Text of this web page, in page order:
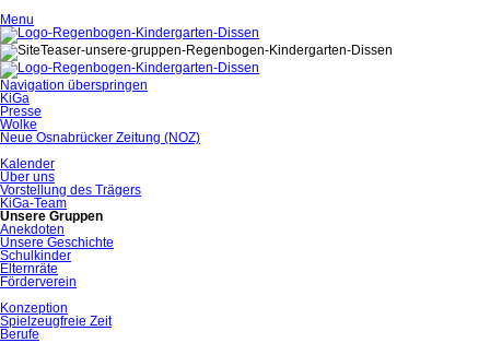
Menu
Navigation überspringen
KiGa
Presse
Wolke
Neue Osnabrücker Zeitung (NOZ)
Kalender
Über uns
Vorstellung des Trägers
KiGa-Team
Unsere Gruppen
Anekdoten
Unsere Geschichte
Schulkinder
Elternräte
Förderverein
Konzeption
Spielzeugfreie Zeit
Berufe